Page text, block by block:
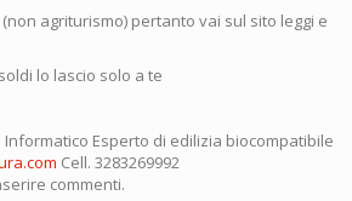
agriturismo) pertanto vai sul sito leggi e
lo lascio solo a te
Esperto di edilizia biocompatibile
Cell. 3283269992
commenti.